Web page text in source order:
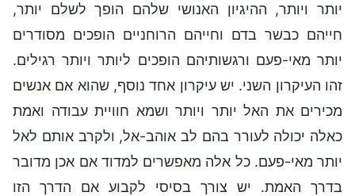
יותר ויותר, ההיגיון האנושי שלהם הופך לשלם יותר,
חייהם כבשר בדם וחייהם הרוחניים הופכים מסודרים
יותר מאי-פעם ורגשותיהם הופכים ליותר ויותר רגילים.
זהו העיקרון השני. יש עיקרון אחד נוסף, שהוא אם אנשים
מכירים את האל יותר ויותר ושמא חוויית עבודה ואמת
כאלה יכולה לעורר בהם לב אוהב-אל, ולקרב אותם לאל
יותר מאי-פעם. כל אלה מאפשרים למדוד אם אכן מדובר
בדרך האמת. יש צורך בסיסי לקבוע אם הדרך הזו